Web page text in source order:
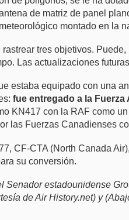
de matriz de panel
montado en la
tres objetivos.
Las actualizaciones
estaba equipado con una
fue entregado a la
KN417 con la RAF como un
las Fuerzas Canadienses
CF-CTA (North Canada
su conversión.
Senador estadounidense
de Air History.net) y